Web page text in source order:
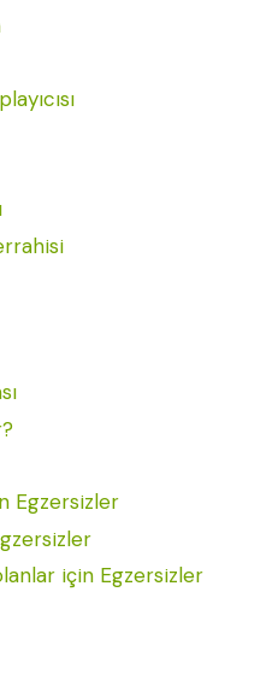
Egzersizler
için Egzersizler